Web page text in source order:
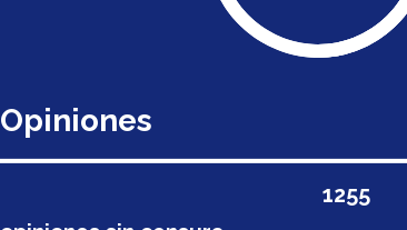
Opiniones
1258